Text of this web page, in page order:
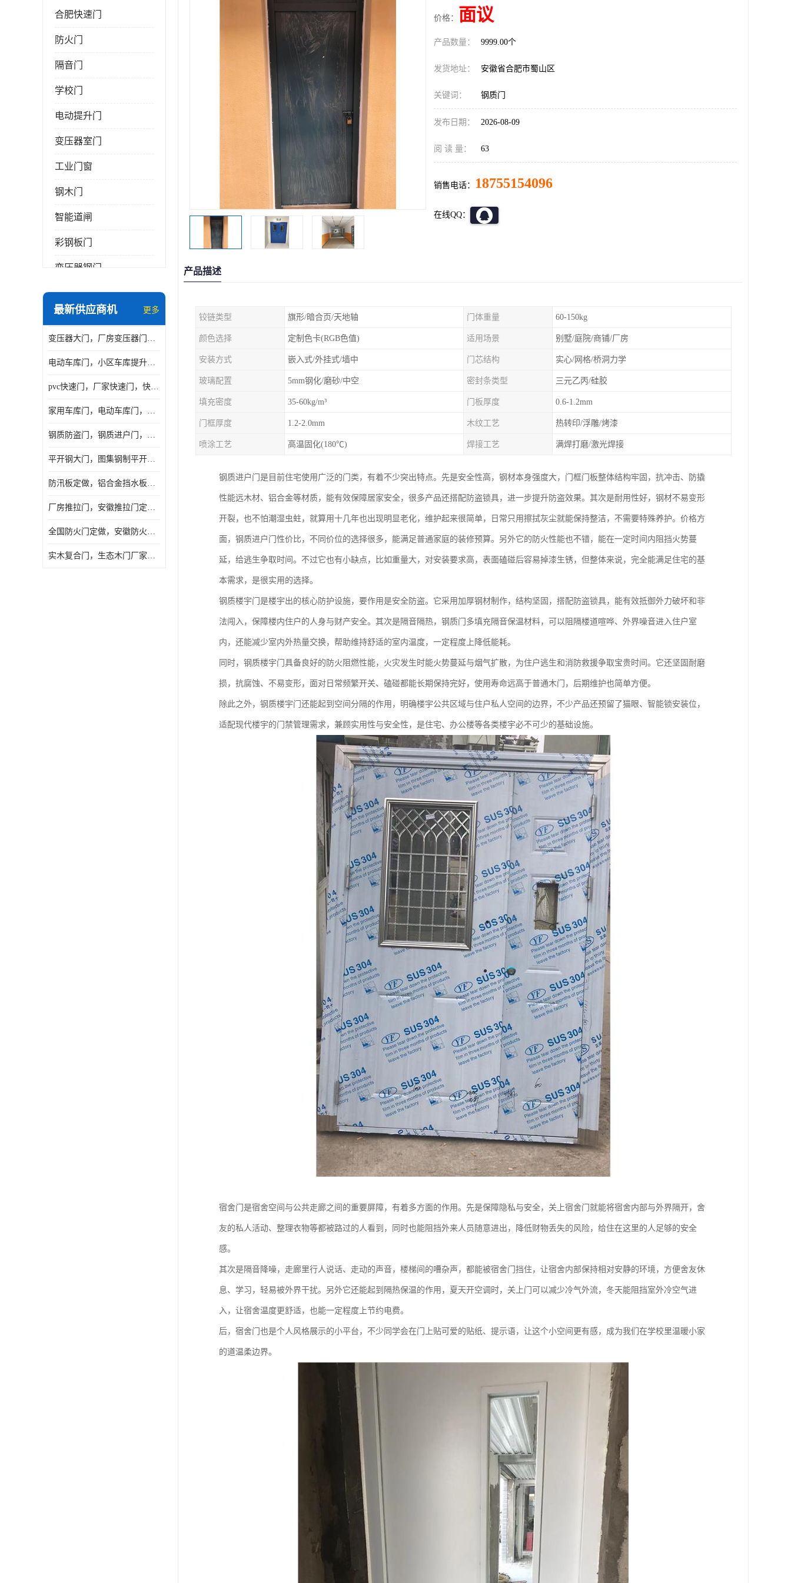
合肥快速门
防火门
隔音门
学校门
电动提升门
变压器室门
工业门窗
钢木门
智能道闸
彩钢板门
变压器钢门
非标门
抗爆门
快速门
最新供应商机 更多
变压器大门，厂房变压器门，配电所钢大门，变压器室钢大门
电动车库门，小区车库提升门，安徽提升门厂家，工业滑升门
pvc快速门，厂家快速门，快速卷帘门，感应快速门
家用车库门，电动车库门，车库滑升门，车库门安装
钢质防盗门，钢质进户门，钢质非标门厂家
平开钢大门，图集钢制平开门，厂房平开大门
防汛板定做，铝合金挡水板门，地库挡水板
厂房推拉门，安徽推拉门定做，夹芯板平移大门
全国防火门定做，安徽防火门批发，防火门价格
实木复合门，生态木门厂家，免漆门定做，安徽木门厂家直销
价格： 面议
产品数量： 9999.00个
发货地址： 安徽省合肥市蜀山区
关键词： 钢质门
发布日期： 2026-08-09
阅 读 量： 63
销售电话： 18755154096
在线QQ：
产品描述
铰链类型 旗形/暗合页/天地轴 门体重量 60-150kg
颜色选择 定制色卡(RGB色值) 适用场景 别墅/庭院/商铺/厂房
安装方式 嵌入式/外挂式/墙中 门芯结构 实心/网格/桥洞力学
玻璃配置 5mm钢化/磨砂/中空 密封条类型 三元乙丙/硅胶
填充密度 35-60kg/m³ 门板厚度 0.6-1.2mm
门框厚度 1.2-2.0mm 木纹工艺 热转印/浮雕/烤漆
喷涂工艺 高温固化(180℃) 焊接工艺 满焊打磨/激光焊接
钢质进户门是目前住宅使用广泛的门类，有着不少突出特点。先是安全性高，钢材本身强度大，门框门板整体结构牢固，抗冲击、防撬
性能远木材、铝合金等材质，能有效保障居家安全，很多产品还搭配防盗锁具，进一步提升防盗效果。其次是耐用性好，钢材不易变形
开裂，也不怕潮湿虫蛀，就算用十几年也出现明显老化，维护起来很简单，日常只用擦拭灰尘就能保持整洁，不需要特殊养护。价格方
面，钢质进户门性价比，不同价位的选择很多，能满足普通家庭的装修预算。另外它的防火性能也不错，能在一定时间内阻挡火势蔓
延，给逃生争取时间。不过它也有小缺点，比如重量大，对安装要求高，表面磕碰后容易掉漆生锈，但整体来说，完全能满足住宅的基
本需求，是很实用的选择。
钢质楼宇门是楼宇出的核心防护设施，要作用是安全防盗。它采用加厚钢材制作，结构坚固，搭配防盗锁具，能有效抵御外力破坏和非
法闯入，保障楼内住户的人身与财产安全。其次是隔音隔热，钢质门多填充隔音保温材料，可以阻隔楼道喧哗、外界噪音进入住户室
内，还能减少室内外热量交换，帮助维持舒适的室内温度，一定程度上降低能耗。
同时，钢质楼宇门具备良好的防火阻燃性能，火灾发生时能火势蔓延与烟气扩散，为住户逃生和消防救援争取宝贵时间。它还坚固耐磨
损，抗腐蚀、不易变形，面对日常频繁开关、磕碰都能长期保持完好，使用寿命远高于普通木门，后期维护也简单方便。
除此之外，钢质楼宇门还能起到空间分隔的作用，明确楼宇公共区域与住户私人空间的边界，不少产品还预留了猫眼、智能锁安装位，
适配现代楼宇的门禁管理需求，兼顾实用性与安全性，是住宅、办公楼等各类楼宇必不可少的基础设施。
宿舍门是宿舍空间与公共走廊之间的重要屏障，有着多方面的作用。先是保障隐私与安全，关上宿舍门就能将宿舍内部与外界隔开，舍
友的私人活动、整理衣物等都被路过的人看到，同时也能阻挡外来人员随意进出，降低财物丢失的风险，给住在这里的人足够的安全
感。
其次是隔音降噪，走廊里行人说话、走动的声音，楼梯间的嘈杂声，都能被宿舍门挡住，让宿舍内部保持相对安静的环境，方便舍友休
息、学习，轻易被外界干扰。另外它还能起到隔热保温的作用，夏天开空调时，关上门可以减少冷气外流，冬天能阻挡室外冷空气进
入，让宿舍温度更舒适，也能一定程度上节约电费。
后，宿舍门也是个人风格展示的小平台，不少同学会在门上贴可爱的贴纸、提示语，让这个小空间更有感，成为我们在学校里温暖小家
的道温柔边界。